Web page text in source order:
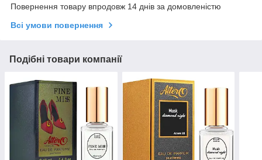
Повернення товару впродовж 14 днів за домовленістю
Всі умови повернення
Подібні товари компанії